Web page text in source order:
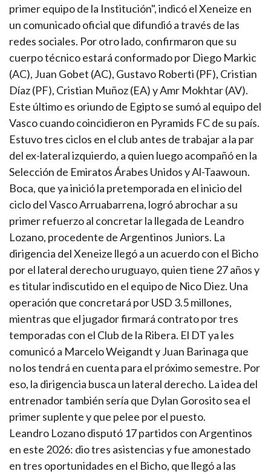
primer equipo de la Institución", indicó el Xeneize en
un comunicado oficial que difundió a través de las
redes sociales. Por otro lado, confirmaron que su
cuerpo técnico estará conformado por Diego Markic
(AC), Juan Gobet (AC), Gustavo Roberti (PF), Cristian
Díaz (PF), Cristian Muñoz (EA) y Amr Mokhtar (AV).
Este último es oriundo de Egipto se sumó al equipo del
Vasco cuando coincidieron en Pyramids FC de su país.
Estuvo tres ciclos en el club antes de trabajar a la par
del ex-lateral izquierdo, a quien luego acompañó en la
Selección de Emiratos Árabes Unidos y Al-Taawoun.
Boca, que ya inició la pretemporada en el inicio del
ciclo del Vasco Arruabarrena, logró abrochar a su
primer refuerzo al concretar la llegada de Leandro
Lozano, procedente de Argentinos Juniors. La
dirigencia del Xeneize llegó a un acuerdo con el Bicho
por el lateral derecho uruguayo, quien tiene 27 años y
es titular indiscutido en el equipo de Nico Diez. Una
operación que concretará por USD 3.5 millones,
mientras que el jugador firmará contrato por tres
temporadas con el Club de la Ribera. El DT ya les
comunicó a Marcelo Weigandt y Juan Barinaga que
no los tendrá en cuenta para el próximo semestre. Por
eso, la dirigencia busca un lateral derecho. La idea del
entrenador también sería que Dylan Gorosito sea el
primer suplente y que pelee por el puesto.
Leandro Lozano disputó 17 partidos con Argentinos
en este 2026: dio tres asistencias y fue amonestado
en tres oportunidades en el Bicho, que llegó a las